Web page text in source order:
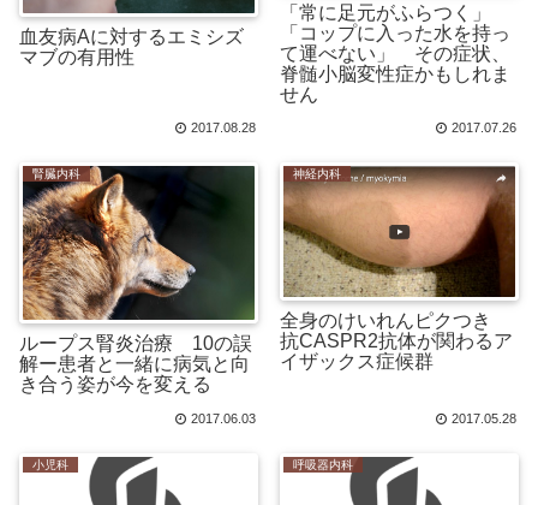
血友病Aに対するエミシズ
マブの有用性
2017.08.28
「常に足元がふらつく」
「コップに入った水を持っ
て運べない」 その症状、
脊髄小脳変性症かもしれま
せん
2017.07.26
腎臓内科
ループス腎炎治療 10の誤
解ー患者と一緒に病気と向
き合う姿が今を変える
2017.06.03
神経内科
全身のけいれんピクつき
抗CASPR2抗体が関わるア
イザックス症候群
2017.05.28
小児科 呼吸器内科